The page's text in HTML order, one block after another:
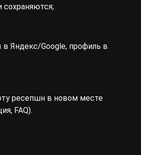
сохраняются;
в Яндекс/Google, профиль в
ресепшн в новом месте
FAQ).